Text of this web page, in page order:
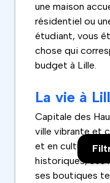
une maison
résidentiel ou
étudiant, vous
chose qui
budget à Lille.
La vie à
Capitale des
ville vibrante et
et en culture.
historiques, ses
ses boutiques